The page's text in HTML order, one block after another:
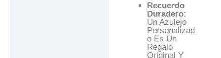
Recuerdo
Duradero:
Un Azulejo
Personalizad
O Es Un
Regalo
Original Y